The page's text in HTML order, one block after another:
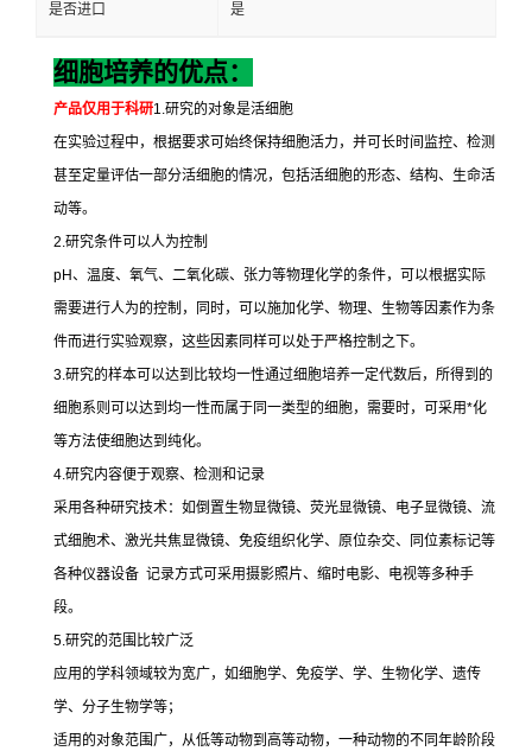
是否进口 是
细胞培养的优点：
产品仅用于科研1.研究的对象是活细胞
在实验过程中，根据要求可始终保持细胞活力，并可长时间监控、检测
甚至定量评估一部分活细胞的情况，包括活细胞的形态、结构、生命活
动等。
2.研究条件可以人为控制
pH、温度、氧气、二氧化碳、张力等物理化学的条件，可以根据实际
需要进行人为的控制，同时，可以施加化学、物理、生物等因素作为条
件而进行实验观察，这些因素同样可以处于严格控制之下。
3.研究的样本可以达到比较均一性通过细胞培养一定代数后，所得到的
细胞系则可以达到均一性而属于同一类型的细胞，需要时，可采用*化
等方法使细胞达到纯化。
4.研究内容便于观察、检测和记录
采用各种研究技术：如倒置生物显微镜、荧光显微镜、电子显微镜、流
式细胞术、激光共焦显微镜、免疫组织化学、原位杂交、同位素标记等
各种仪器设备 记录方式可采用摄影照片、缩时电影、电视等多种手
段。
5.研究的范围比较广泛
应用的学科领域较为宽广，如细胞学、免疫学、学、生物化学、遗传
学、分子生物学等；
适用的对象范围广，从低等动物到高等动物，一种动物的不同年龄阶段